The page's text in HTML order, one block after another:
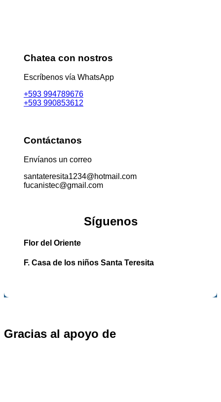
Chatea con nostros
Escríbenos vía WhatsApp
+593 994789676
+593 990853612
Contáctanos
Envíanos un correo
santateresita1234@hotmail.com
fucanistec@gmail.com
Síguenos
Flor del Oriente
F. Casa de los niños Santa Teresita
Gracias al apoyo de